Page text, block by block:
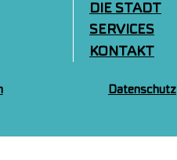
DIE STADT
SERVICES
KONTAKT
Datenschutz